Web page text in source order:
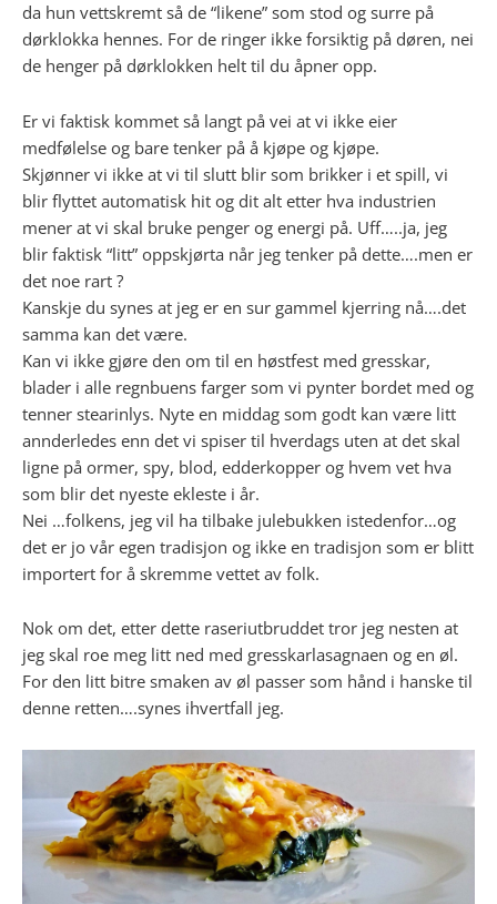
da hun vettskremt så de “likene” som stod og surre på
dørklokka hennes. For de ringer ikke forsiktig på døren, nei
de henger på dørklokken helt til du åpner opp.
Er vi faktisk kommet så langt på vei at vi ikke eier
medfølelse og bare tenker på å kjøpe og kjøpe.
Skjønner vi ikke at vi til slutt blir som brikker i et spill, vi
blir flyttet automatisk hit og dit alt etter hva industrien
mener at vi skal bruke penger og energi på. Uff…..ja, jeg
blir faktisk “litt” oppskjørta når jeg tenker på dette….men er
det noe rart ?
Kanskje du synes at jeg er en sur gammel kjerring nå….det
samma kan det være.
Kan vi ikke gjøre den om til en høstfest med gresskar,
blader i alle regnbuens farger som vi pynter bordet med og
tenner stearinlys. Nyte en middag som godt kan være litt
annderledes enn det vi spiser til hverdags uten at det skal
ligne på ormer, spy, blod, edderkopper og hvem vet hva
som blir det nyeste ekleste i år.
Nei …folkens, jeg vil ha tilbake julebukken istedenfor…og
det er jo vår egen tradisjon og ikke en tradisjon som er blitt
importert for å skremme vettet av folk.
Nok om det, etter dette raseriutbruddet tror jeg nesten at
jeg skal roe meg litt ned med gresskarlasagnaen og en øl.
For den litt bitre smaken av øl passer som hånd i hanske til
denne retten….synes ihvertfall jeg.